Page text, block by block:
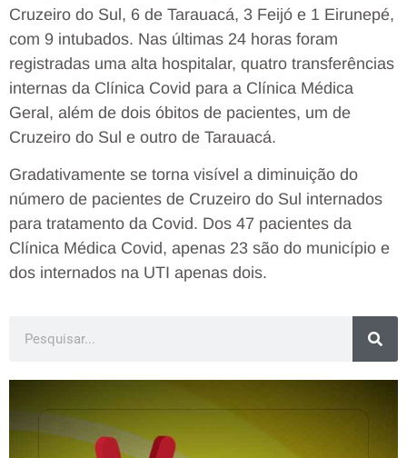
Cruzeiro do Sul, 6 de Tarauacá, 3 Feijó e 1 Eirunepé,
com 9 intubados. Nas últimas 24 horas foram
registradas uma alta hospitalar, quatro transferências
internas da Clínica Covid para a Clínica Médica
Geral, além de dois óbitos de pacientes, um de
Cruzeiro do Sul e outro de Tarauacá.
Gradativamente se torna visível a diminuição do
número de pacientes de Cruzeiro do Sul internados
para tratamento da Covid. Dos 47 pacientes da
Clínica Médica Covid, apenas 23 são do município e
dos internados na UTI apenas dois.